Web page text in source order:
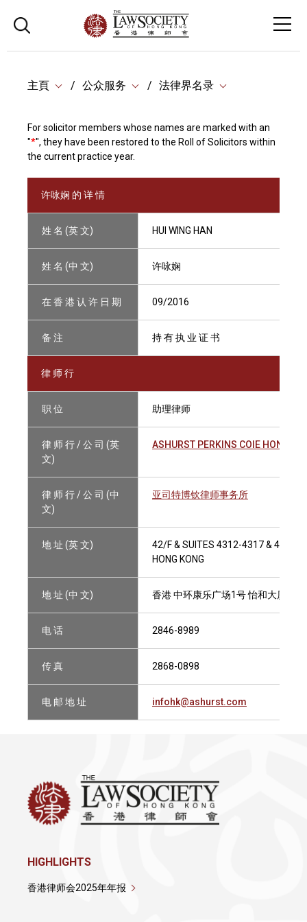
主頁 公众服务 法律界名录
For solicitor members whose names are marked with an
"*", they have been restored to the Roll of Solicitors within
the current practice year.
许咏娴 的 详 情
姓 名 (英 文) HUI WING HAN
姓 名 (中 文) 许咏娴
在 香 港 认 许 日 期 09/2016
备 注 持 有 执 业 证 书
律 师 行
职 位 助理律师
律 师 行 / 公 司 (英
文)
ASHURST PERKINS COIE HONG
律 师 行 / 公 司 (中
文)
亚司特博钦律师事务所
地 址 (英 文)
42/F & SUITES 4312-4317 & 4304A
HONG KONG
地 址 (中 文) 香港 中环康乐广场1号 怡和大厦42
电 话 2846-8989
传 真 2868-0898
电 邮 地 址 infohk@ashurst.com
HIGHLIGHTS
香港律师会2025年年报